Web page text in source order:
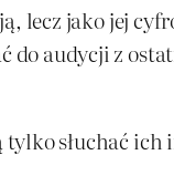
lecz jako jej
do audycji z
słuchać ich